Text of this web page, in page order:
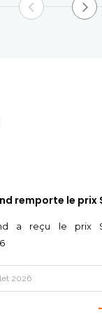
remporte le prix
a reçu le prix
2026